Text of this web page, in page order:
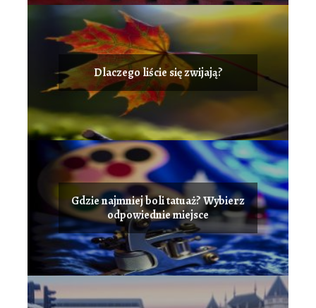
Dlaczego liście się zwijają?
Gdzie najmniej boli tatuaż? Wybierz
odpowiednie miejsce